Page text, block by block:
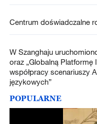
Centrum doświadczalne
W Szanghaju
oraz „Globalną Platformę
współpracy scenariuszy
językowych”
POPULARNE